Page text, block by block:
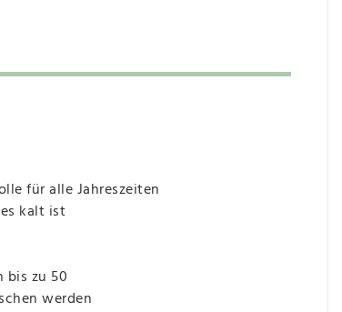
für alle Jahreszeiten
kalt ist
zu 50
werden